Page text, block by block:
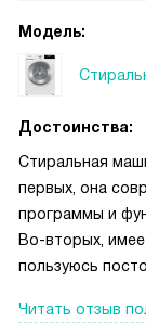
Модель:
Достоинства:
Стиральная
первых, она
программы и
Во-вторых,
пользуюсь
блузки или
Читать отзыв